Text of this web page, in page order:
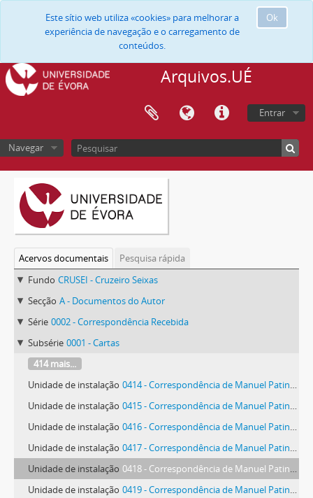
Ok
Este sítio web utiliza «cookies» para melhorar a
experiência de navegação e o carregamento de
conteúdos.
Arquivos.UÉ
Entrar
Navegar
Acervos documentais
Pesquisa rápida
Fundo CRUSEI - Cruzeiro Seixas
Secção A - Documentos do Autor
Série 0002 - Correspondência Recebida
Subsérie 0001 - Cartas
414 mais...
Unidade de instalação 0414 - Correspondência de Manuel Patinha
Unidade de instalação 0415 - Correspondência de Manuel Patinha
Unidade de instalação 0416 - Correspondência de Manuel Patinha
Unidade de instalação 0417 - Correspondência de Manuel Patinha
Unidade de instalação 0418 - Correspondência de Manuel Patinha
Unidade de instalação 0419 - Correspondência de Manuel Patinha